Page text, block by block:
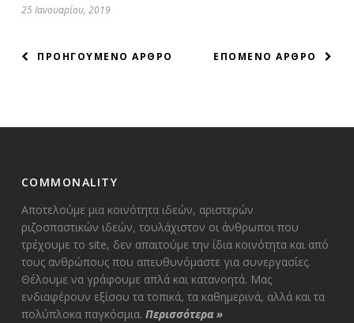
25 Ιανουαρίου, 2019
ΠΛΟΗΓΗΣΗ
ΕΠΟΜΕΝΟ ΑΡΘΡΟ
ΠΡΟΗΓΟΥΜΕΝΟ ΑΡΘΡΟ
COMMONALITY
Αποτελούμε μια κοινότητα ιδεών, αριστερών
ριζοσπαστικών ιδεών, τουλάχιστον οι άνθρωποι που
τρέχουμε το site, δεν απαιτούμε την ίδια κοινότητα και από
τους ανθρώπους που απευθυνόμαστε για συνεργασίες.
Θέλουμε να γράφουμε απλά και κατανοητά. Μας
ενδιαφέρουν εξίσου τα τοπικά, τα καθημερινά, αλλά και τα
πολύπλοκα παγκόσμια. Περισσότερα»